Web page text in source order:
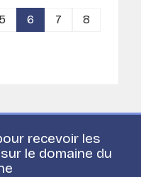
5 6 7
8
recevoir les
le domaine du